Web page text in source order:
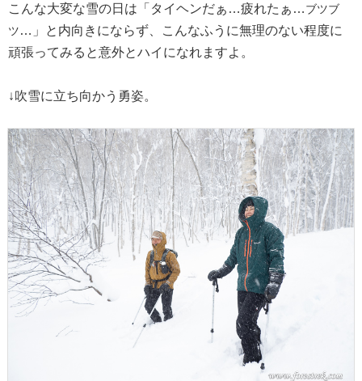
こんな大変な雪の日は「タイヘンだぁ…疲れたぁ…ブツブ
ツ…」と内向きにならず、こんなふうに無理のない程度に
頑張ってみると意外とハイになれますよ。
↓吹雪に立ち向かう勇姿。